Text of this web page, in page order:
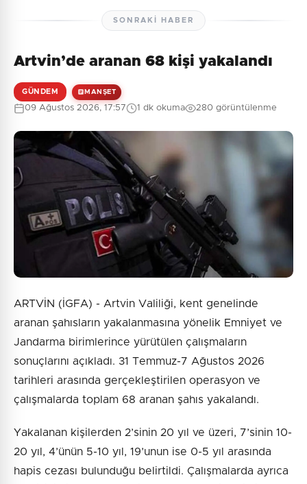
0/2000
Güvenlik Sorusu:
1 + 9 = ?
Gönder
Henüz yorum yapılmamış. İlk yorumu siz yapın!
SONRAKI HABER
Artvin’de aranan 68 kişi yakalandı
GÜNDEM MANŞET
09 Ağustos 2026, 17:57 1 dk okuma 280 görüntülenme
ARTVİN (İGFA) - Artvin Valiliği, kent genelinde
aranan şahısların yakalanmasına yönelik Emniyet ve
Jandarma birimlerince yürütülen çalışmaların
sonuçlarını açıkladı. 31 Temmuz-7 Ağustos 2026
tarihleri arasında gerçekleştirilen operasyon ve
çalışmalarda toplam 68 aranan şahıs yakalandı.
Yakalanan kişilerden 2’sinin 20 yıl ve üzeri, 7’sinin 10-
20 yıl, 4’ünün 5-10 yıl, 19’unun ise 0-5 yıl arasında
hapis cezası bulunduğu belirtildi. Çalışmalarda ayrıca